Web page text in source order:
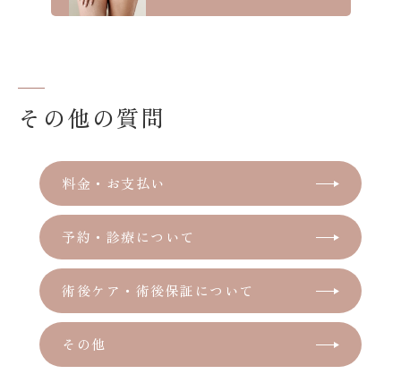
その他の質問
料金・お支払い
予約・診療について
術後ケア・術後保証について
その他